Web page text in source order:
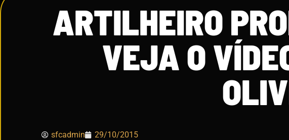
ARTILHEIRO
VEJA O
sfcadmin 29/10/2015